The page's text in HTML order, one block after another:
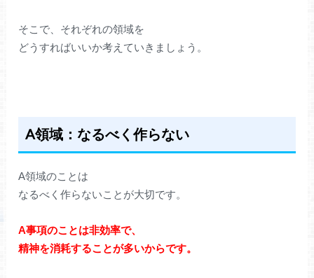
そこで、それぞれの領域を
どうすればいいか考えていきましょう。
A領域：なるべく作らない
A領域のことは
なるべく作らないことが大切です。
A事項のことは非効率で、
精神を消耗することが多いからです。